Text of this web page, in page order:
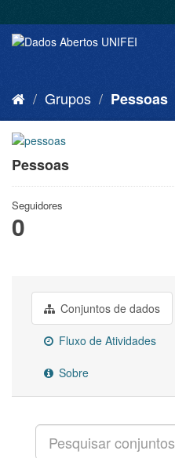
Grupos Pessoas
Pessoas
Seguidores
0
Conjuntos de dados
Fluxo de Atividades
Sobre